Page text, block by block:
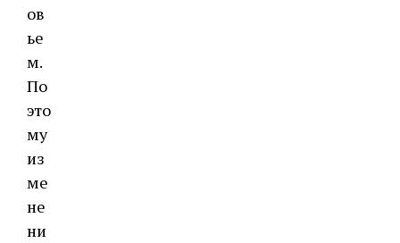
ов
ье
м.
По
это
му
из
ме
не
ни